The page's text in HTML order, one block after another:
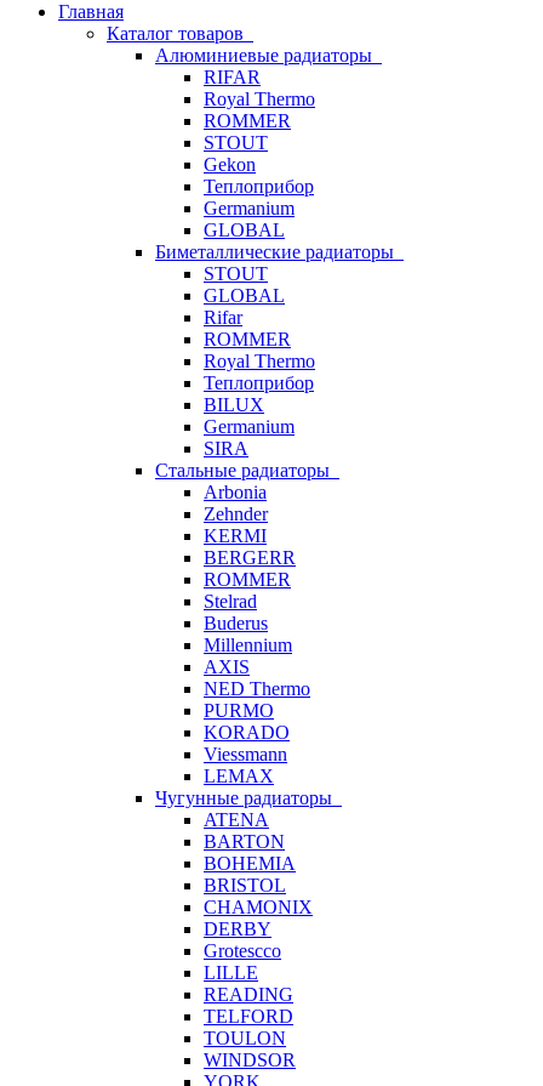
Главная
Каталог товаров
Алюминиевые радиаторы
RIFAR
Royal Thermo
ROMMER
STOUT
Gekon
Теплоприбор
Germanium
GLOBAL
Биметаллические радиаторы
STOUT
GLOBAL
Rifar
ROMMER
Royal Thermo
Теплоприбор
BILUX
Germanium
SIRA
Стальные радиаторы
Arbonia
Zehnder
KERMI
BERGERR
ROMMER
Stelrad
Buderus
Millennium
AXIS
NED Thermo
PURMO
KORADO
Viessmann
LEMAX
Чугунные радиаторы
ATENA
BARTON
BOHEMIA
BRISTOL
CHAMONIX
DERBY
Grotescco
LILLE
READING
TELFORD
TOULON
WINDSOR
YORK